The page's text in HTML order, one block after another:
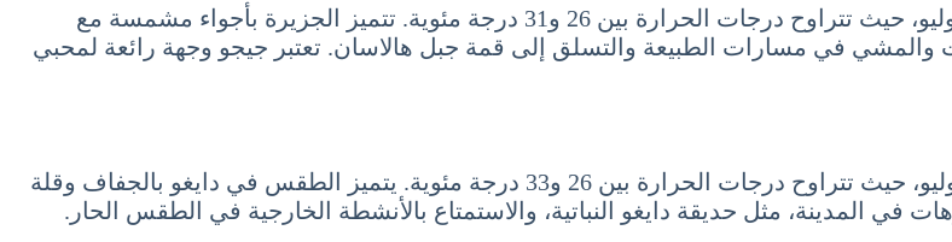
تشتهر جزيرة جيجو بجمالها الطبيعي الخلاب وطقسها الحار في شهر يوليو، حيث تتراوح درجات الحرارة بين 26 و31 درجة مئوية. تتميز الجزيرة بأجواء مشمسة مع
والمشي في مسارات الطبيعة والتسلق إلى قمة جبل هالاسان. تعتبر جيجو وجهة رائعة لمحبي
دايغو هي واحدة من أكثر المدن حرارة في كوريا الجنوبية خلال شهر يوليو، حيث تتراوح درجات الحرارة بين 26 و33 درجة مئوية. يتميز الطقس في دايغو بالجفاف وقلة
في المدينة، مثل حديقة دايغو النباتية، والاستمتاع بالأنشطة الخارجية في الطقس الحار.